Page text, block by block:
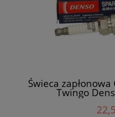
Świeca
Twingo